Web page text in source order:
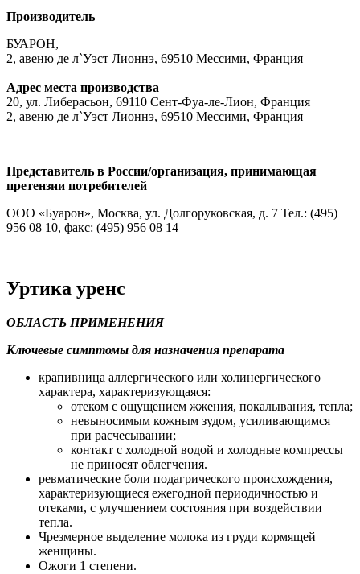
Производитель
БУАРОН,
2, авеню де л`Уэст Лионнэ, 69510 Мессими, Франция
Адрес места производства
20, ул. Либерасьон, 69110 Сент-Фуа-ле-Лион, Франция
2, авеню де л`Уэст Лионнэ, 69510 Мессими, Франция
Представитель в России/организация, принимающая
претензии потребителей
ООО «Буарон», Москва, ул. Долгоруковская, д. 7 Тел.: (495)
956 08 10, факс: (495) 956 08 14
Уртика уренс
ОБЛАСТЬ ПРИМЕНЕНИЯ
Ключевые симптомы для назначения препарата
крапивница аллергического или холинергического
характера, характеризующаяся:
отеком с ощущением жжения, покалывания, тепла;
невыносимым кожным зудом, усиливающимся
при расчесывании;
контакт с холодной водой и холодные компрессы
не приносят облегчения.
ревматические боли подагрического происхождения,
характеризующиеся ежегодной периодичностью и
отеками, с улучшением состояния при воздействии
тепла.
Чрезмерное выделение молока из груди кормящей
женщины.
Ожоги 1 степени.